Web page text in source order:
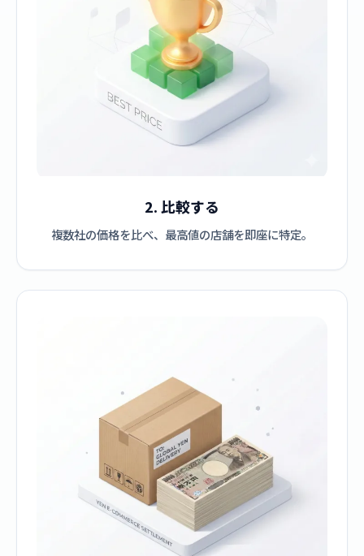
2. 比較する
複数社の価格を比べ、最高値の店舗を即座に特定。